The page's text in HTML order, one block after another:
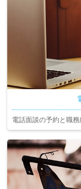
電話面談の予約と職